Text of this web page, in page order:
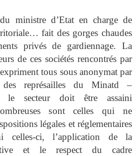
ministre d’Etat en charge de
fait des gorges chaudes
privés de gardiennage. La
de ces sociétés rencontrés par
tous sous anonymat par
représailles du Minatd –
le secteur doit être assaini
sont celles qui ne
légales et réglementaires
celles-ci, l’application de la
et le respect du cadre